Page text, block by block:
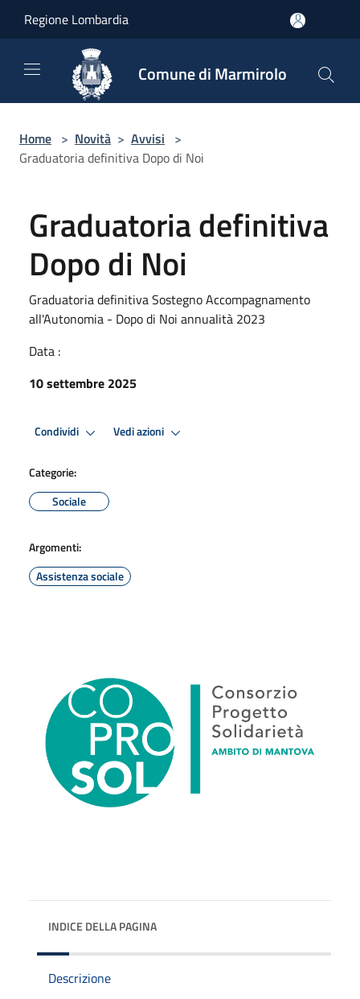
Regione Lombardia
Comune di Marmirolo
Home > Novità > Avvisi >
Graduatoria definitiva Dopo di Noi
Graduatoria definitiva
Dopo di Noi
Graduatoria definitiva Sostegno Accompagnamento
all'Autonomia - Dopo di Noi annualità 2023
Data :
10 settembre 2025
Condividi Vedi azioni
Categorie:
Sociale
Argomenti:
Assistenza sociale
INDICE DELLA PAGINA
Descrizione